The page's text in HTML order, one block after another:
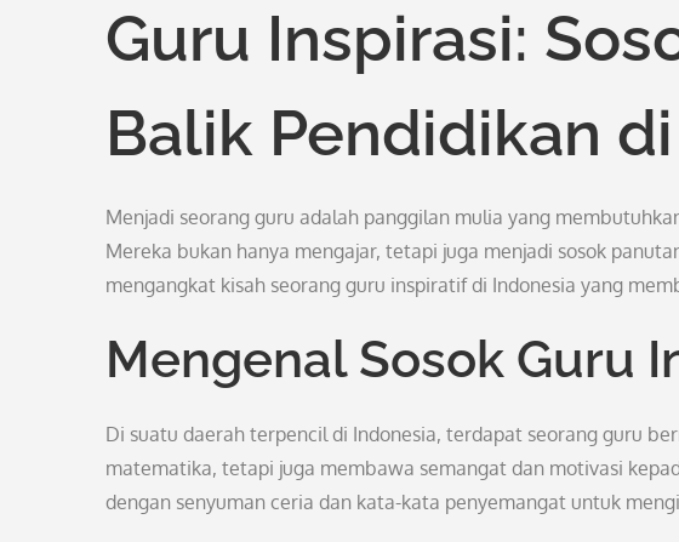
Guru Inspirasi:
Balik Pendidikan
Menjadi seorang guru adalah panggilan mulia yang
Mereka bukan hanya mengajar, tetapi juga menjadi sosok
mengangkat kisah seorang guru inspiratif di Indonesia yang
Mengenal Sosok Guru
Di suatu daerah terpencil di Indonesia, terdapat seorang guru
matematika, tetapi juga membawa semangat dan motivasi
dengan senyuman ceria dan kata-kata penyemangat untuk